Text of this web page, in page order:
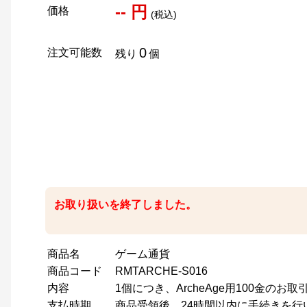
価格 -- 円 (税込)
注文可能数 残り 0個
お取り扱いを終了しました。
商品名
ゲーム通貨
商品コード
RMTARCHE-S016
内容
1個につき、ArcheAge用100金のお取